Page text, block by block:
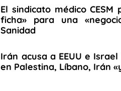
El sindicato médico
ficha» para una
Sanidad
Irán acusa a EEUU e
en Palestina, Líbano, Irán